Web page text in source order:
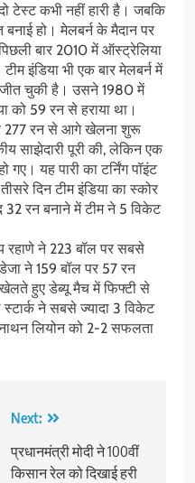
टेस्ट कभी नहीं हारी है। जबकि
हो। मेलबर्न के मैदान पर
बार 2010 में ऑस्ट्रेलिया
इंडिया भी एक बार मेलबर्न में
चुकी है। उसने 1980 में
को 59 रन से हराया था।
277 रन से आगे खेलना शुरू
साझेदारी पूरी की, लेकिन एक
यह पारी का टर्निंग पॉइंट
दिन टीम इंडिया का स्कोर
रन बनाने में टीम ने 5 विकेट
रहाणे ने 223 बॉल पर सबसे
ने 159 बॉल पर 57 रन
हुए डेब्यू मैच में फिफ्टी से
ने सबसे ज्यादा 3 विकेट
लियोन को 2-2 सफलता
Next:
प्रधानमंत्री मोदी ने 100वीं
किसान रेल को दिखाई हरी